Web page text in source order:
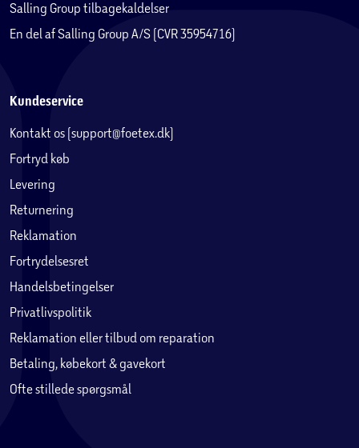
Salling Group tilbagekaldelser
En del af Salling Group A/S (CVR 35954716)
Kundeservice
Kontakt os (support@foetex.dk)
Fortryd køb
Levering
Returnering
Reklamation
Fortrydelsesret
Handelsbetingelser
Privatlivspolitik
Reklamation eller tilbud om reparation
Betaling, købekort & gavekort
Ofte stillede spørgsmål